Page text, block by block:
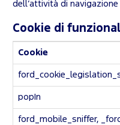
dell’attività di
Cookie di
Cookie
popIn
ford_mobile_sniffer,